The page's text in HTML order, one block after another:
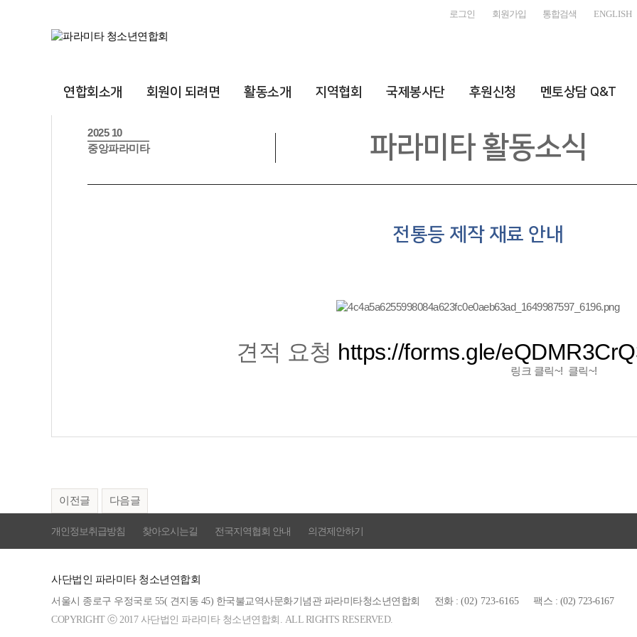
연합회소개 회원이 되려면 활동소개 지역협회 국제봉사단 후원신청 멘토상담 Q&T
로그인 회원가입 통합검색 ENGLISH
사진열람실
2025 10
중앙파라미타
파라미타 활동소식
전통등 제작 재료 안내
견적 요청 https://forms.gle/
링크 클릭~! 클릭~!
이전글 다음글
개인정보취급방침 찾아오시는길 전국지역협회 안내 의견제안하기
사단법인 파라미타 청소년연합회
서울시 종로구 우정국로 55( 견지동 45) 한국불교역사문화기념관 파라미타청소년연합회 전화 : (02) 723-6165
팩스 : (02) 723-6167
COPYRIGHT ⓒ 2017 사단법인 파라미타 청소년연합회. ALL RIGHTS RESERVED.